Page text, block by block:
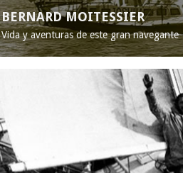
BERNARD MOITESSIER
Vida y aventuras de este gran navegante